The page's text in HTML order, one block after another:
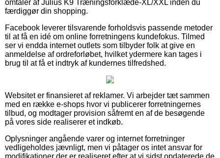
omtaler af Julius K9 Træningsforklæde-XL/XXL inden du
færdiggør din shopping.
Facebook leverer tilsvarende forholdsvis passende metoder
til at få en idé om online forretningens kundefokus. Tilmed
ser vi endda internet outlets som tilbyder folk at give en
anmeldelse af ordreforløbet, hvilket ydermere kan tages i
brug til at få et indtryk af kundernes tilfredshed.
Websitet er finansieret af reklamer. Vi arbejder tæt sammen
med en række e-shops hvor vi publicerer forretningernes
tilbud, og modtager provision såfremt en af de besøgende
på vores side realiserer et indkøb.
Oplysninger angående varer og internet forretninger
vedligeholdes jævnligt, men vi påtager os intet ansvar for
modifikationer der er realiseret efter at vi sidst opdaterede de